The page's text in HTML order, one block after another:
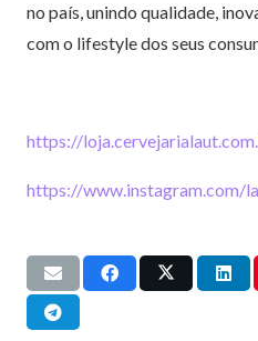
no país, unindo qualidade,
com o lifestyle dos seus
https://
https://www.instagram.com/